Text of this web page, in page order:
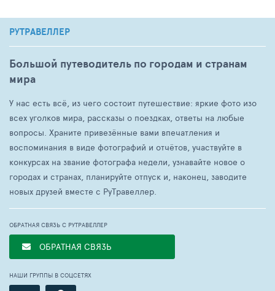
РУТРАВЕЛЛЕР
Большой путеводитель по городам и странам
мира
У нас есть всё, из чего состоит путешествие: яркие фото изо
всех уголков мира, рассказы о поездках, ответы на любые
вопросы. Храните привезённые вами впечатления и
воспоминания в виде фотографий и отчётов, участвуйте в
конкурсах на звание фотографа недели, узнавайте новое о
городах и странах, планируйте отпуск и, наконец, заводите
новых друзей вместе с РуТравеллер.
ОБРАТНАЯ СВЯЗЬ С РУТРАВЕЛЛЕР
ОБРАТНАЯ СВЯЗЬ
НАШИ ГРУППЫ В СОЦСЕТЯХ